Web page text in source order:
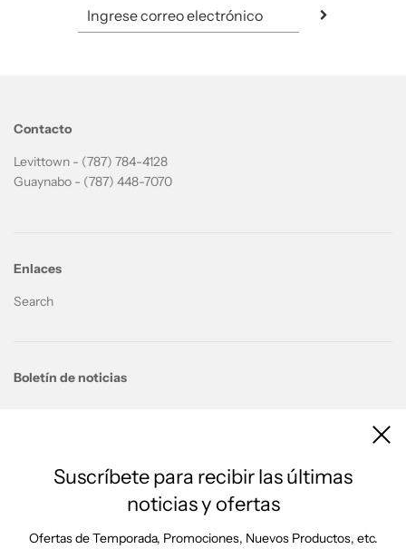
Contacto
Levittown - (787) 784-4128
Guaynabo - (787) 448-7070
Enlaces
Search
Boletín de noticias
Suscríbete para recibir las últimas
noticias y ofertas
Ofertas de Temporada, Promociones, Nuevos Productos, etc.